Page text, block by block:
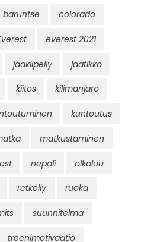
baruntse colorado
everest 2021
jääkiipeily jäätikkö
kiitos kilimanjaro
kuntoutus
matkustaminen
nepali olkaluu
retkeily ruoka
suunnitelma
treenimotivaatio